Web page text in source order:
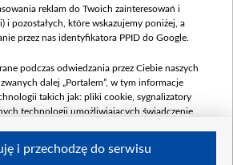
900 000 000,00 PLN
umowy: LUTY 2026 (wpłata
mln, 7 maja 180 mln, 8
mln)
250 000 000,00 PLN
mln
reklam do Twoich zainteresowań i
i pozostałych, które wskazujemy poniżej, a
przez nas identyfikatora PPID do Google.
podczas odwiedzania przez Ciebie naszych
zwanych dalej „Portalem”, w tym informacje
takich jak: pliki cookie, sygnalizatory
technologii umożliwiających świadczenie
i przechodzę do serwisu